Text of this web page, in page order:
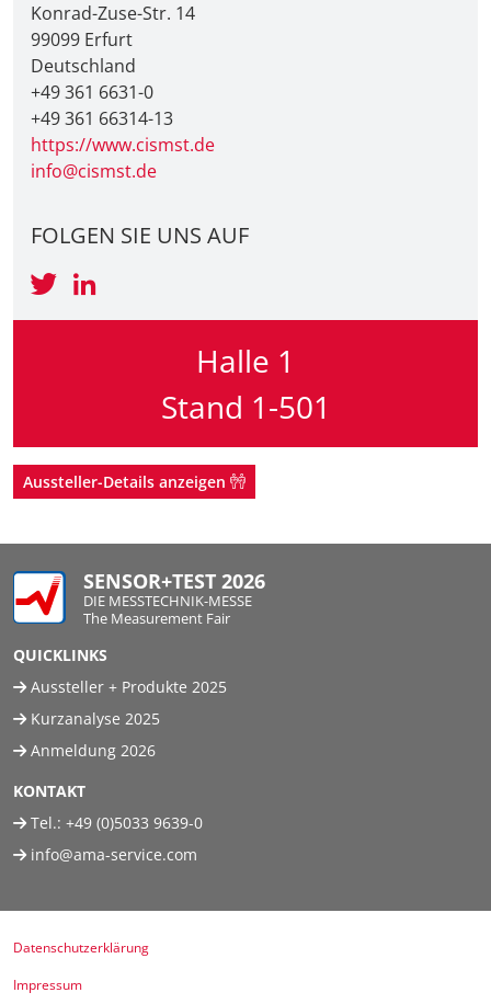
Konrad-Zuse-Str. 14
99099 Erfurt
Deutschland
+49 361 6631-0
+49 361 66314-13
https://www.cismst.de
info@cismst.de
FOLGEN SIE UNS AUF
Halle 1
Stand 1-501
Aussteller-Details anzeigen
SENSOR+TEST 2026
DIE MESSTECHNIK-MESSE
The Measurement Fair
QUICKLINKS
Aussteller + Produkte 2025
Kurzanalyse 2025
Anmeldung 2026
KONTAKT
Tel.: +49 (0)5033 9639-0
info@ama-service.com
Datenschutzerklärung
Impressum